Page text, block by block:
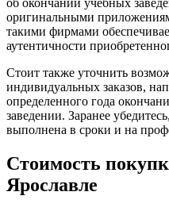
об окончании учебных
оригинальными
такими фирмами
аутентичности
Стоит также уточнить
индивидуальных заказов,
определенного года
заведении. Заранее
выполнена в сроки и на
Стоимость
Ярославле